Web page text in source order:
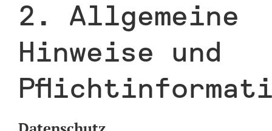
2. Allgemeine
Hinweise und